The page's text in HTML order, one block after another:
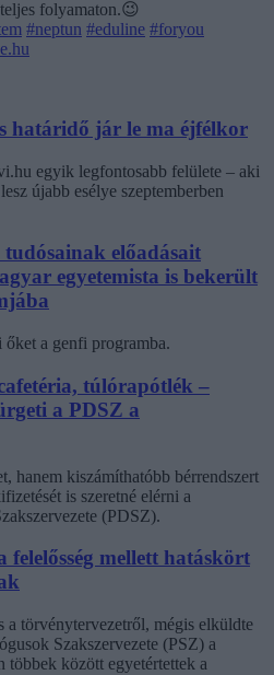
folyamaton.😉
#neptun #eduline #foryou
határidő jár le ma éjfélkor
egyik legfontosabb felülete – aki
újabb esélye szeptemberben
előadásait
egyetemista is bekerült
a genfi programba.
túlórapótlék –
a PDSZ a
hanem kiszámíthatóbb bérrendszert
is szeretné elérni a
(PDSZ).
felelősség mellett hatáskört
a törvénytervezetről, mégis elküldte
Szakszervezete (PSZ) a
többek között egyetértettek a